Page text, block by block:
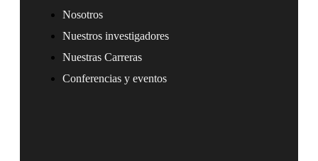
Nosotros
Nuestros investigadores
Nuestras Carreras
Conferencias y eventos